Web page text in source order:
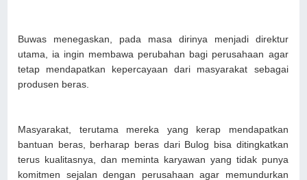
Buwas menegaskan, pada masa dirinya menjadi direktur
utama, ia ingin membawa perubahan bagi perusahaan agar
tetap mendapatkan kepercayaan dari masyarakat sebagai
produsen beras.
Masyarakat, terutama mereka yang kerap mendapatkan
bantuan beras, berharap beras dari Bulog bisa ditingkatkan
terus kualitasnya, dan meminta karyawan yang tidak punya
komitmen sejalan dengan perusahaan agar memundurkan